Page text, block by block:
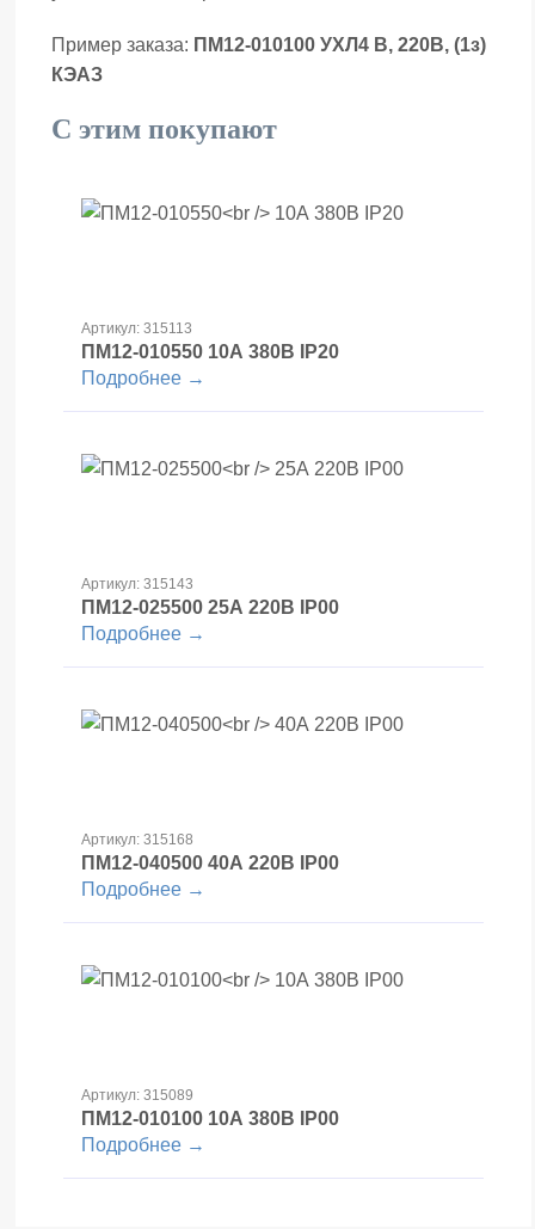
Пример заказа: ПМ12-010100 УХЛ4 В, 220В, (1з)
КЭАЗ
С этим покупают
Артикул: 315113
ПМ12-010550 10А 380В IP20
Подробнее →
Артикул: 315143
ПМ12-025500 25А 220В IP00
Подробнее →
Артикул: 315168
ПМ12-040500 40А 220В IP00
Подробнее →
Артикул: 315089
ПМ12-010100 10А 380В IP00
Подробнее →